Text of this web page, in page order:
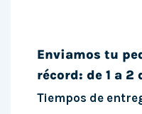
Enviamos tu
récord: de 1 a
Tiempos de